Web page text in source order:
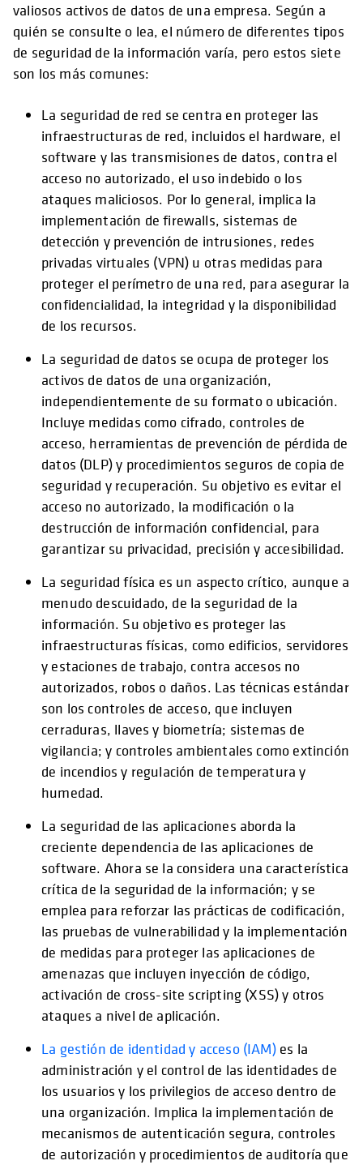
valiosos activos de datos de una empresa. Según a
quién se consulte o lea, el número de diferentes tipos
de seguridad de la información varía, pero estos siete
son los más comunes:
La seguridad de red se centra en proteger las
infraestructuras de red, incluidos el hardware, el
software y las transmisiones de datos, contra el
acceso no autorizado, el uso indebido o los
ataques maliciosos. Por lo general, implica la
implementación de firewalls, sistemas de
detección y prevención de intrusiones, redes
privadas virtuales (VPN) u otras medidas para
proteger el perímetro de una red, para asegurar la
confidencialidad, la integridad y la disponibilidad
de los recursos.
La seguridad de datos se ocupa de proteger los
activos de datos de una organización,
independientemente de su formato o ubicación.
Incluye medidas como cifrado, controles de
acceso, herramientas de prevención de pérdida de
datos (DLP) y procedimientos seguros de copia de
seguridad y recuperación. Su objetivo es evitar el
acceso no autorizado, la modificación o la
destrucción de información confidencial, para
garantizar su privacidad, precisión y accesibilidad.
La seguridad física es un aspecto crítico, aunque a
menudo descuidado, de la seguridad de la
información. Su objetivo es proteger las
infraestructuras físicas, como edificios, servidores
y estaciones de trabajo, contra accesos no
autorizados, robos o daños. Las técnicas estándar
son los controles de acceso, que incluyen
cerraduras, llaves y biometría; sistemas de
vigilancia; y controles ambientales como extinción
de incendios y regulación de temperatura y
humedad.
La seguridad de las aplicaciones aborda la
creciente dependencia de las aplicaciones de
software. Ahora se la considera una característica
crítica de la seguridad de la información; y se
emplea para reforzar las prácticas de codificación,
las pruebas de vulnerabilidad y la implementación
de medidas para proteger las aplicaciones de
amenazas que incluyen inyección de código,
activación de cross-site scripting (XSS) y otros
ataques a nivel de aplicación.
La gestión de identidad y acceso (IAM)es la
administración y el control de las identidades de
los usuarios y los privilegios de acceso dentro de
una organización. Implica la implementación de
mecanismos de autenticación segura, controles
de autorización y procedimientos de auditoría que